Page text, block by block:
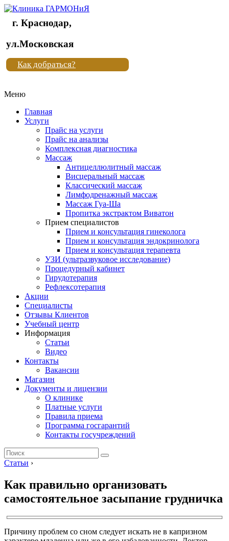
Клиника
"Новая
жизнь"
Клиника
жизнь"
г. Краснодар,
ул.Московская
Как добраться?
Меню
Главная
Услуги
Прайс на услуги
Прайс на анализы
Комплексная диагностика
Массаж
Антицеллюлитный массаж
Висцеральный массаж
Классический массаж
Лимфодренажный массаж
Массаж Гуа-Ша
Пропитка экстрактом Виватон
Прием специалистов
Прием и консультация гинеколога
Прием и консультация эндокринолога
Прием и консультация терапевта
УЗИ (ультразвуковое исследование)
Процедурный кабинет
Гирудотерапия
Рефлексотерапия
Акции
Специалисты
Отзывы Клиентов
Учебный центр
Информация
Статьи
Видео
Контакты
Вакансии
Магазин
Документы и лицензии
О клинике
Платные услуги
Правила приема
Программа госгарантий
Контакты госучреждений
Статьи ›
Как правильно организовать
самостоятельное засыпание грудничка
Причину проблем со сном следует искать не в капризном